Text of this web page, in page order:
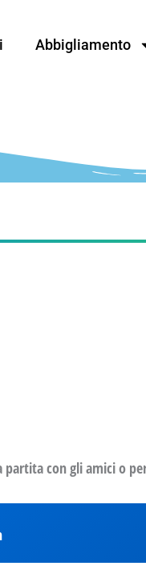
Abbigliamento
con gli amici o